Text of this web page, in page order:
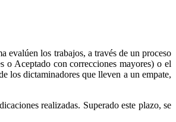
evalúen los trabajos, a través de un proceso
o Aceptado con correcciones mayores) o el
los dictaminadores que lleven a un empate,
realizadas. Superado este plazo, se